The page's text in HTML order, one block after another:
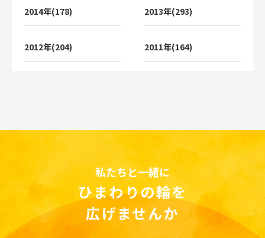
2014年(178) 2013年(293)
2012年(204) 2011年(164)
私たちと一緒に
ひまわりの輪を
広げませんか